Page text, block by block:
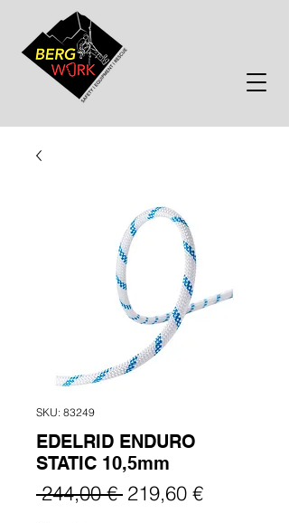
SKU: 83249
EDELRID ENDURO
STATIC 10,5mm
244,00 € Prezzo
219,60 €Prezzo